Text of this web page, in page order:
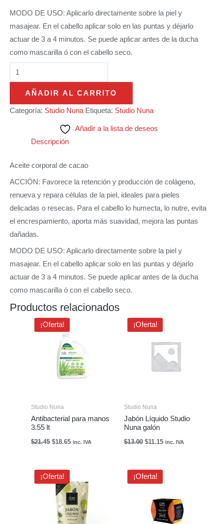
MODO DE USO: Aplicarlo directamente sobre la piel y
masajear. En el cabello aplicar solo en las puntas y déjarlo
actuar de 3 a 4 minutos. Se puede aplicar antes de la ducha
como mascarilla ó con el cabello seco.
AÑADIR AL CARRITO
Categoría: Studio Nuna Etiqueta: Studio Nuna
Añadir a la lista de deseos
Descripción
Aceite corporal de cacao
ACCIÓN: Favorece la retención y producción de colágeno,
renueva y repara células de la piel, ideales para pieles
delicadas o resecas. Para el cabello lo humecta, lo nutre, evita
el encrespamiento, aporta más suavidad, mejora las puntas
dañadas.
MODO DE USO: Aplicarlo directamente sobre la piel y
masajear. En el cabello aplicar solo en las puntas y déjarlo
actuar de 3 a 4 minutos. Se puede aplicar antes de la ducha
como mascarilla ó con el cabello seco.
Productos relacionados
¡Oferta!
Studio Nuna
Antibacterial para manos
3.55 lt
$21.45
El
precio
original
era:
$21.45.
$18.65
es:
$18.65.
inc. IVA
¡Oferta!
Studio Nuna
Jabón Líquido Studio
Nuna galón
$13.00
El
precio
original
era:
$11.15
El
actual
es:
$11.15.
inc. IVA
¡Oferta!
El
precio
original
era:
$2.86.
El
precio
actual
es:
$2.32.
¡Oferta!
El
precio
original
$2.54.
El
precio
actual
$2.21.